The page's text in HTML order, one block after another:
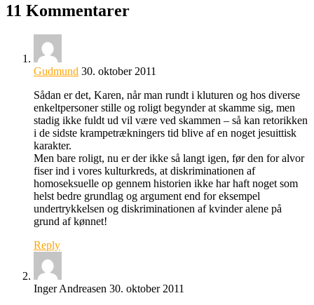
11 Kommentarer
Gudmund 30. oktober 2011
Sådan er det, Karen, når man rundt i kluturen og hos diverse
enkeltpersoner stille og roligt begynder at skamme sig, men
stadig ikke fuldt ud vil være ved skammen – så kan retorikken
i de sidste krampetrækningers tid blive af en noget jesuittisk
karakter.
Men bare roligt, nu er der ikke så langt igen, før den for alvor
fiser ind i vores kulturkreds, at diskriminationen af
homoseksuelle op gennem historien ikke har haft noget som
helst bedre grundlag og argument end for eksempel
undertrykkelsen og diskriminationen af kvinder alene på
grund af kønnet!
Reply
Inger Andreasen 30. oktober 2011